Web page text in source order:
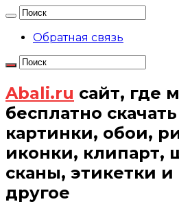
Обратная связь
Abali.ru сайт, где
бесплатно
картинки, обои,
иконки, клипарт,
сканы, этикетки и
другое